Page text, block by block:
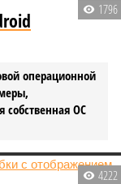
1796
операционной
собственная ОС
4222